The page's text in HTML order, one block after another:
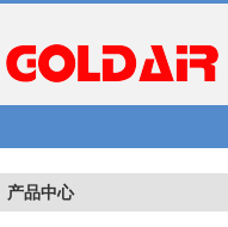
产品中心